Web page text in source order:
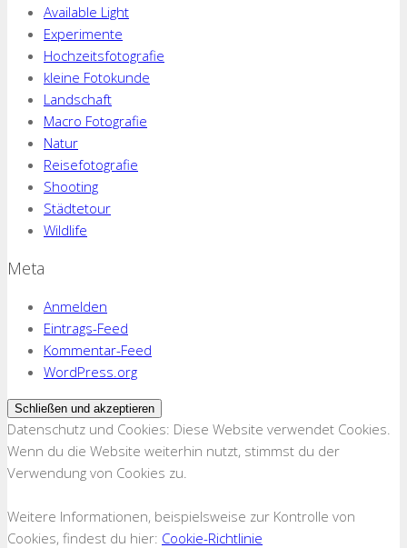
Available Light
Experimente
Hochzeitsfotografie
kleine Fotokunde
Landschaft
Macro Fotografie
Natur
Reisefotografie
Shooting
Städtetour
Wildlife
Meta
Anmelden
Eintrags-Feed
Kommentar-Feed
WordPress.org
Datenschutz und Cookies: Diese Website verwendet Cookies.
Wenn du die Website weiterhin nutzt, stimmst du der
Verwendung von Cookies zu.
Weitere Informationen, beispielsweise zur Kontrolle von
Cookies, findest du hier: Cookie-Richtlinie